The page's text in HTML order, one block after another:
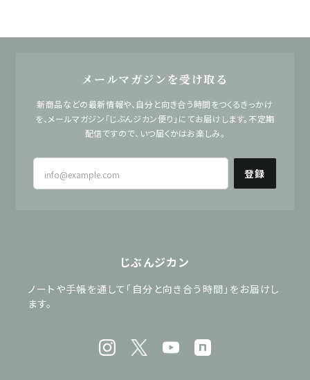
メールマガジンを受け取る
新商品などの最新情報や、自分と向き合う時間をつくるきっかけ
を、メールマガジン「じぶんジカン便り」にてお届けします。不定期
配信ですので、いつ届くかはお楽しみ。
登録
じぶんジカン
ノートや手帳を通して「自分と向き合う時間」をお届けし
ます。